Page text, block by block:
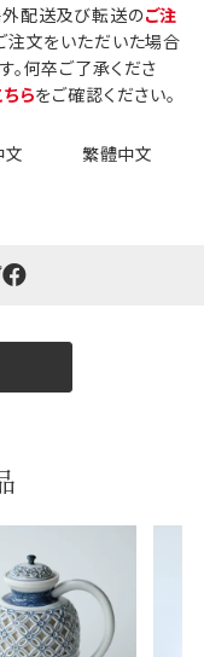
配送及び転送のご注
文をいただいた場合
。何卒ご了承くださ
ちらをご確認ください。
文 繁體中文